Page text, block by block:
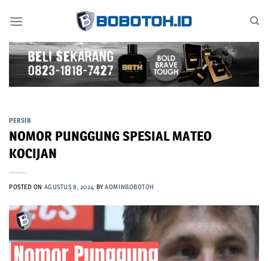
PERSIB
NOMOR PUNGGUNG SPESIAL MATEO
KOCIJAN
POSTED ON AGUSTUS 8, 2024 BYADMINBOBOTOH